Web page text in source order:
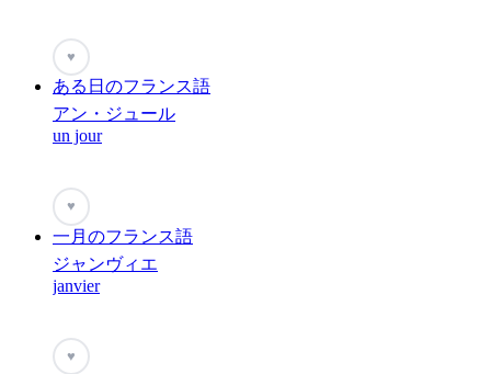
♥
ある日のフランス語
アン・ジュール
un jour
♥
一月のフランス語
ジャンヴィエ
janvier
♥